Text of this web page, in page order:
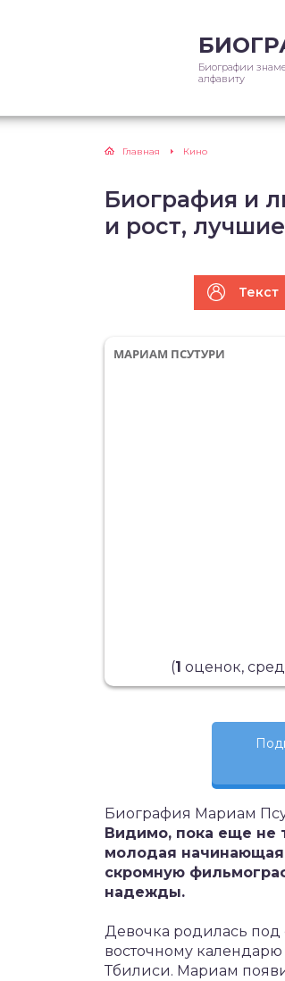
Биографии
алфавиту
Главная Кино
Биография и
и рост,
Текст
МАРИАМ ПСУТУРИ
(1 оценок,
Биография Мариам
Видимо, пока еще не
молодая начинающая
скромную
надежды.
Девочка родилась под
восточному
Тбилиси. Мариам